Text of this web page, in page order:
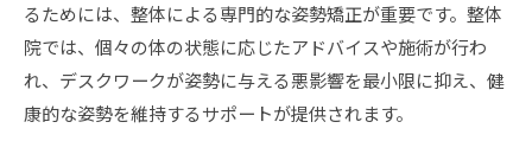
るためには、整体による専門的な姿勢矯正が重要です。整体
院では、個々の体の状態に応じたアドバイスや施術が行わ
れ、デスクワークが姿勢に与える悪影響を最小限に抑え、健
康的な姿勢を維持するサポートが提供されます。